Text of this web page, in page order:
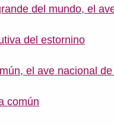
del mundo, el
del estornino
el ave nacional
común